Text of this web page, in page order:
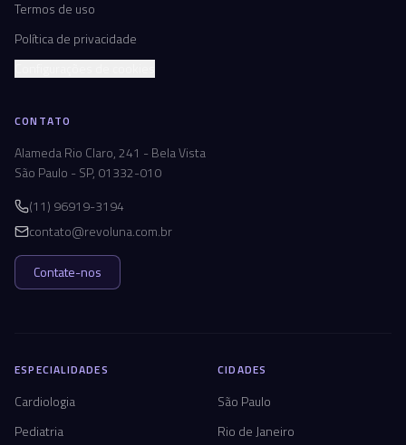
Termos de uso
Política de privacidade
CONTATO
Alameda Rio Claro, 241 - Bela Vista
São Paulo - SP, 01332-010
(11) 96919-3194
contato@revoluna.com.br
Contate-nos
ESPECIALIDADES
Cardiologia
Pediatria
CIDADES
São Paulo
Rio de Janeiro